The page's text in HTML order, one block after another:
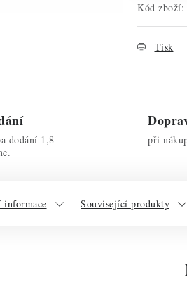
Kód zboží:
Tisk
dodání 1,8
při
informace Související produkty